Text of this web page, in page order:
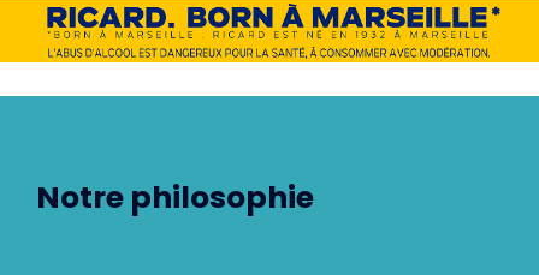
Notre philosophie